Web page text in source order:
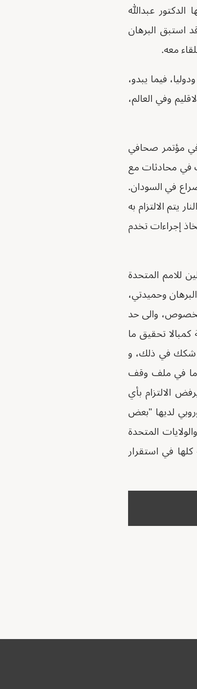
عبدالله
استبق البرهان
معه.
فيما يبدو،
وفي العالم،
في مؤتمر صحافي
في محادثات مع
في السودان.
يتم الالتزام به
إجراءات تخدم
للامم المتحدة
وحميدتي،
الخصوص، والى حد
تحقيق ما
شكك في ذلك، و
في ملف وقف
الالتزام بأي
لديها "بعض
المتحدة
كلها في استقرار